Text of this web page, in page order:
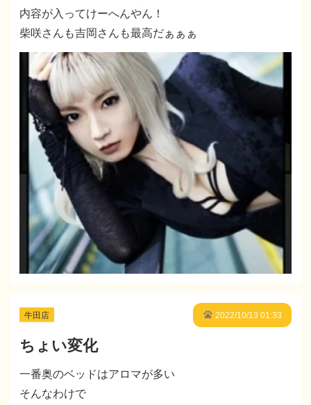
内容が入ってけーへんやん！
柴咲さんも吉岡さんも最高だぁぁぁ
牛田店 2022/10/13 01:33
ちょい変化
一番奥のベッドはアロマが多い
そんなわけで